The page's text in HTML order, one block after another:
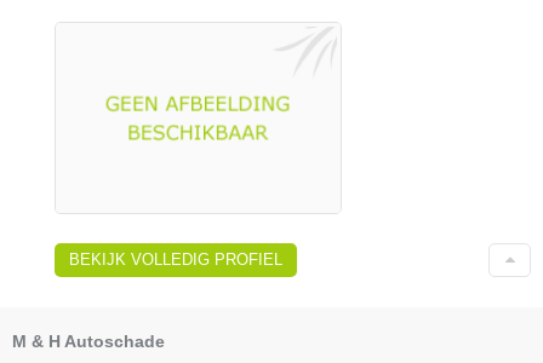
BEKIJK VOLLEDIG PROFIEL
M & H Autoschade